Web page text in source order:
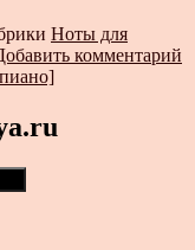
Ноты для
комментарий